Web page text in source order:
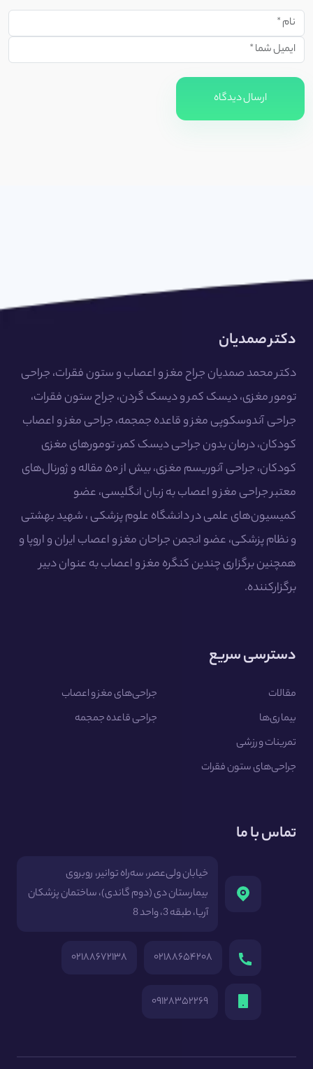
ارسال دیدگاه
دکتر صمدیان
دکتر محمد صمدیان جراح مغز و اعصاب و ستون فقرات، جراحی
تومور مغزی، دیسک کمر و دیسک گردن، جراح ستون فقرات،
جراحی آندوسکوپی مغز و قاعده جمجمه، جراحی مغز و اعصاب
کودکان، درمان بدون جراحی دیسک کمر، تومورهای مغزی
کودکان، جراحی آنوریسم مغزی، بیش از ۵۰ مقاله و ژورنال‌های
معتبر جراحی مغز و اعصاب به زبان انگلیسی، عضو
کمیسیون‌های علمی در دانشگاه علوم پزشکی ، شهید بهشتی
و نظام پزشکی، عضو انجمن جراحان مغز و اعصاب ایران و اروپا و
همچنین برگزاری چندین کنگره مغز و اعصاب به عنوان دبیر
برگزارکننده.
دسترسی سریع
مقالات
بیماری‌ها
تمرینات ورزشی
جراحی‌های ستون فقرات
جراحی‌های مغز و اعصاب
جراحی قاعده جمجمه
تماس با ما
خیابان ولی‌عصر، سه‌راه توانیر، روبروی
بیمارستان دی (دوم گاندی)، ساختمان پزشکان
آریا، طبقه 3، واحد 8
۰۲۱۸۸۶۵۴۲۰۸ ۰۲۱۸۸۶۷۲۱۳۸
۰۹۱۲۸۳۵۲۲۶۹